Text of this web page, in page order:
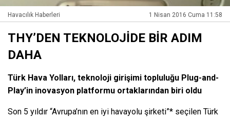
Havacılık Haberleri 1 Nisan 2016 Cuma 11:58
THY’DEN TEKNOLOJİDE BİR ADIM
DAHA
Türk Hava Yolları, teknoloji girişimi topluluğu Plug-and-
Play’in inovasyon platformu ortaklarından biri oldu
Son 5 yıldır “Avrupa’nın en iyi havayolu şirketi”* seçilen Türk